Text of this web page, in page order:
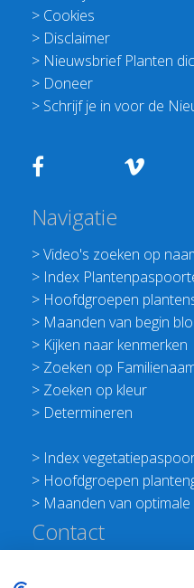
> Cookies
> Disclaimer
> Nieuwsbrief Planten
> Doneer
> Schrijf je in voor de
Navigatie
>Video's zoeken op
> Index
> Hoofdgroepen
> Maanden van begin
> Kijken naar kenmerken
> Zoeken op
> Zoeken op kleur
> Determineren
> Index
> Hoofdgroepen
> Maanden van
Contact